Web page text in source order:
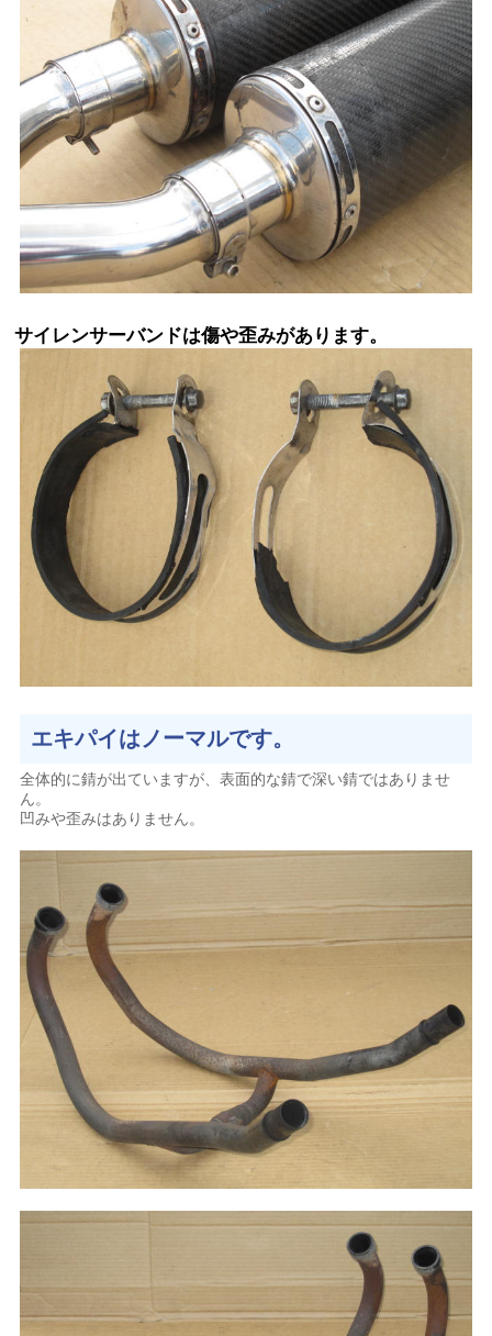
サイレンサーバンドは傷や歪みがあります。
エキパイはノーマルです。
全体的に錆が出ていますが、表面的な錆で深い錆ではありませ
ん。
凹みや歪みはありません。